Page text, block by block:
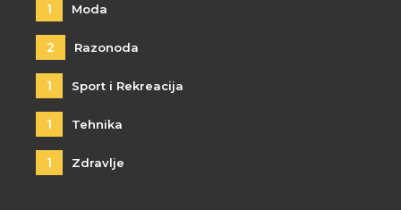
1 Moda
2 Razonoda
1 Sport i Rekreacija
1 Tehnika
1 Zdravlje